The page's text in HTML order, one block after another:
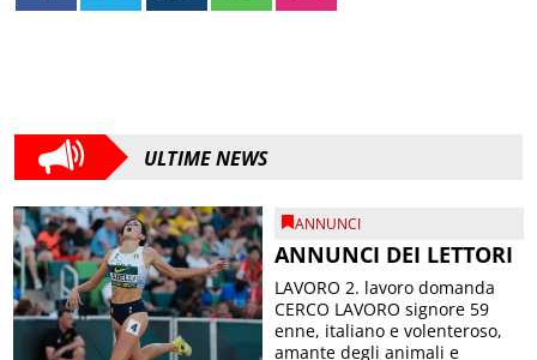
ULTIME NEWS
ANNUNCI
ANNUNCI DEI LETTORI
LAVORO 2. lavoro domanda
CERCO LAVORO signore 59
enne, italiano e volenteroso,
amante degli animali e